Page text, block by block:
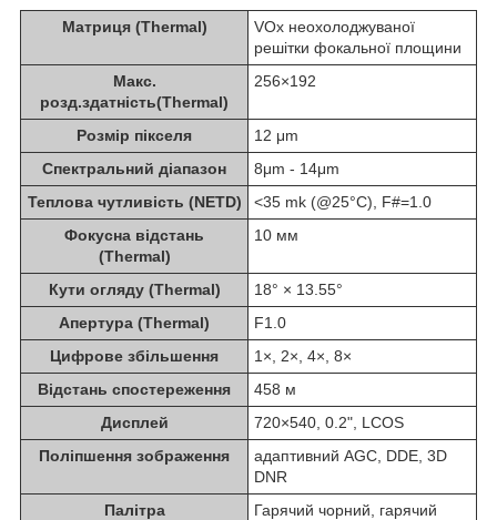
Матриця (Thermal)
VOx неохолоджуваної
решітки фокальної площини
Макс.
розд.здатність(Thermal)
256×192
Розмір пікселя
12 μm
Спектральний діапазон
8μm - 14μm
Теплова чутливість (NETD)
<35 mk (@25°C), F#=1.0
Фокусна відстань
(Thermal)
10 мм
Кути огляду (Thermal)
18° × 13.55°
Апертура (Thermal)
F1.0
Цифрове збільшення
1×, 2×, 4×, 8×
Відстань спостереження
458 м
Дисплей
720×540, 0.2", LCOS
Поліпшення зображення
адаптивний AGC, DDE, 3D
DNR
Палітра
Гарячий чорний, гарячий